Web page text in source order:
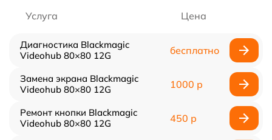
Услуга Цена
Диагностика Blackmagic
Videohub 80×80 12G
бесплатно
Замена экрана Blackmagic
Videohub 80×80 12G
1000 р
Ремонт кнопки Blackmagic
Videohub 80×80 12G
450 р